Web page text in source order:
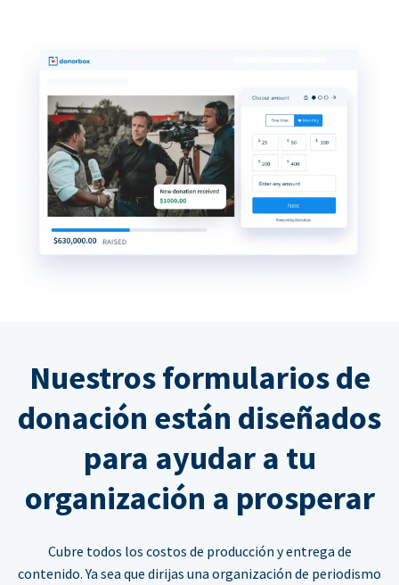
Nuestros formularios de
donación están diseñados
para ayudar a tu
organización a prosperar
Cubre todos los costos de producción y entrega de
contenido. Ya sea que dirijas una organización de periodismo